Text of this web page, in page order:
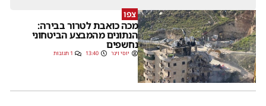
צפו
מכה כואבת לטרור בבירה:
הנתונים מהמבצע הביטחוני
נחשפים
יוסי וינר 13:40 1 תגובות